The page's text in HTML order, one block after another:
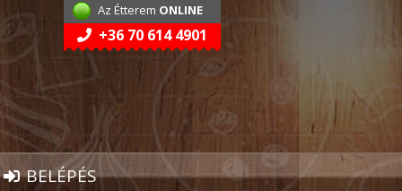
Az Étterem ONLINE
+36 70 614 4901
BELÉPÉS